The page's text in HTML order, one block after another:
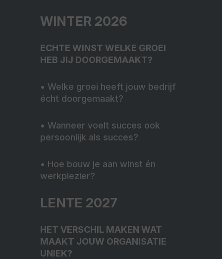
WINTER 2026
ECHTE WINST WELKE GROEI
HEB JIJ DOORGEMAAKT?
• Welke groei heeft jouw bedrijf
écht doorgemaakt?
• Wanneer voelt succes ook
persoonlijk als succes?
• Hoe bouw je aan winst én
werkplezier?
LENTE 2027
HET VERSCHIL MAKEN WAT
MAAKT JOUW ORGANISATIE
UNIEK?